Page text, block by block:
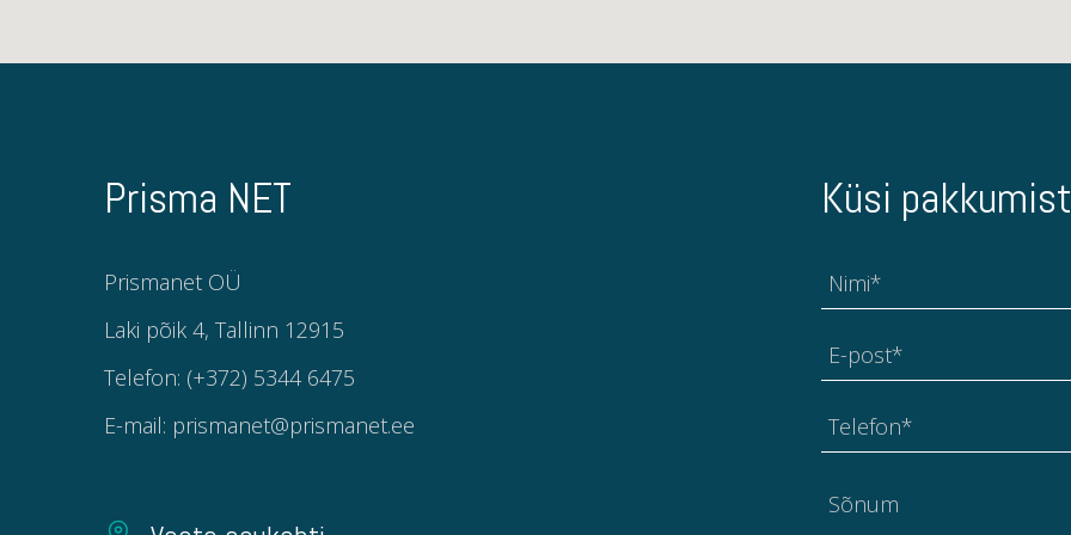
Prisma NET
Prismanet OÜ
Laki põik 4, Tallinn 12915
Telefon: (+372) 5344 6475
E-mail: prismanet@prismanet.ee
Küsi